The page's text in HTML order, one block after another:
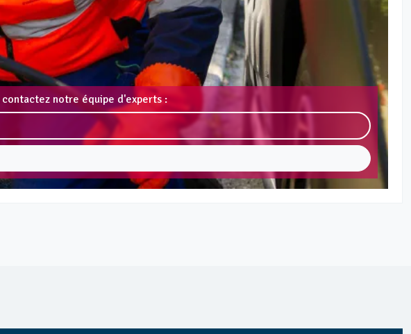
contactez notre équipe d'experts :